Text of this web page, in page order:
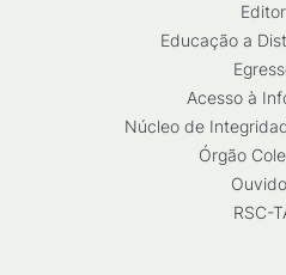
Educação a
Acesso à
Núcleo de
Órgão
RSC-